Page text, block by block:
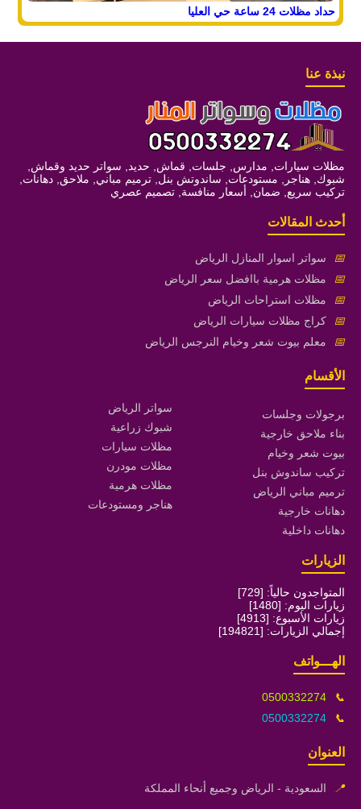
حداد مظلات 24 ساعة حي العليا
نبذة عنا
مظلات سيارات, مدارس, جلسات, قماش, حديد, سواتر حديد وقماش,
شبوك, هناجر, مستودعات, ساندوتش بنل, ترميم مباني, ملاحق, دهانات,
تركيب سريع, ضمان, أسعار منافسة, تصميم عصري
أحدث المقالات
📅
سواتر اسوار المنازل الرياض
📅
مظلات هرمية باافضل سعر الرياض
📅
مظلات استراحات الرياض
📅
كراج مظلات سيارات الرياض
📅
معلم بيوت شعر وخيام النرجس الرياض
الأقسام
برجولات وجلسات
بناء ملاحق خارجية
بيوت شعر وخيام
تركيب ساندوش بنل
ترميم مباني الرياض
دهانات خارجية
دهانات داخلية
سواتر الرياض
شبوك زراعية
مظلات سيارات
مظلات مودرن
مظلات هرمية
هناجر ومستودعات
الزيارات
المتواجدون حالياً: [729]
زيارات اليوم: [1480]
زيارات الأسبوع: [4913]
إجمالي الزيارات: [194821]
الهـــواتف
📞
0500332274
📞
0500332274
العنوان
📍 السعودية - الرياض وجميع أنحاء المملكة